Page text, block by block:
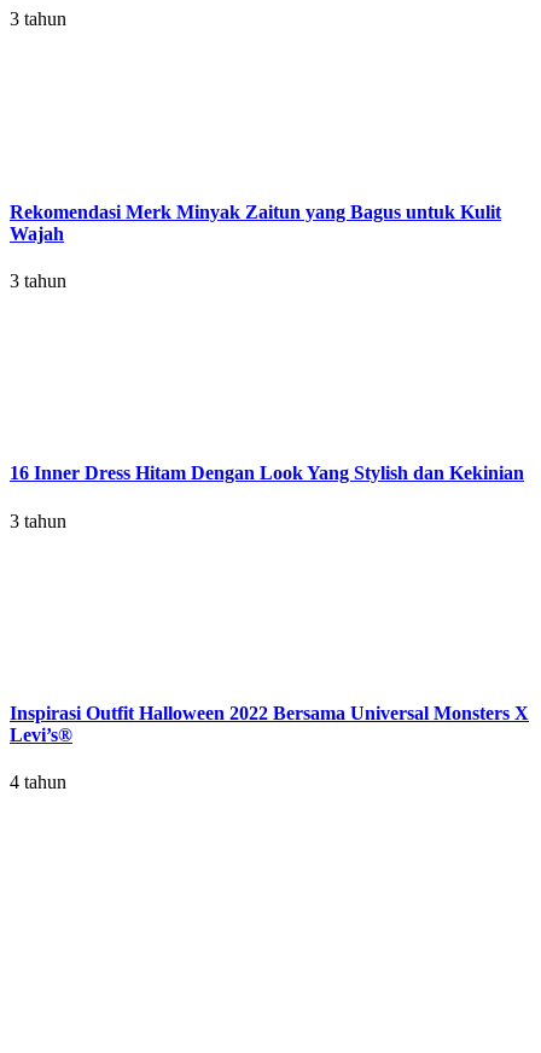
3 tahun
Rekomendasi Merk Minyak Zaitun yang Bagus untuk Kulit
Wajah
3 tahun
16 Inner Dress Hitam Dengan Look Yang Stylish dan Kekinian
3 tahun
Inspirasi Outfit Halloween 2022 Bersama Universal Monsters X
Levi’s®
4 tahun